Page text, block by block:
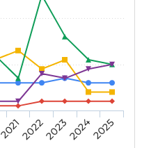
20212022202320242025